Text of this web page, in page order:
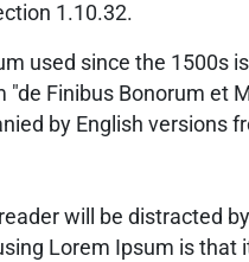
1.10.32.
used since the 1500s
Finibus Bonorum et
by English versions
will be distracted
Lorem Ipsum is